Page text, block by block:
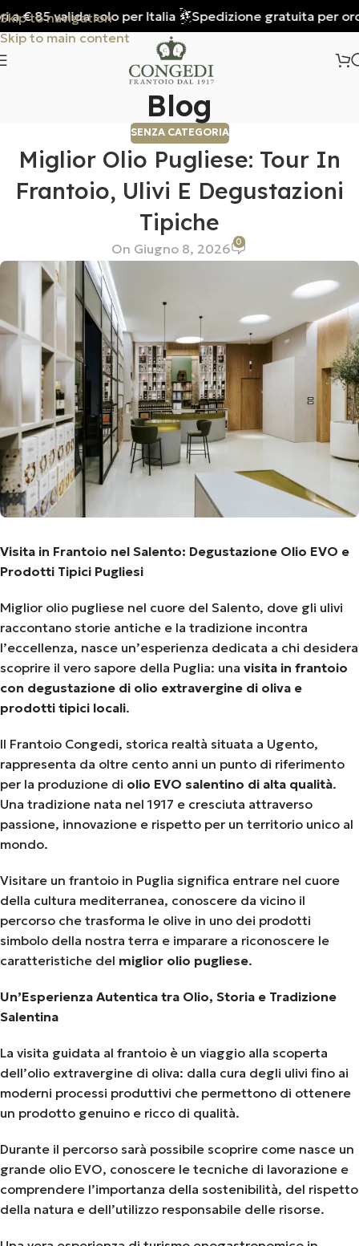
Skip to navigation
Skip to main content
85 valida solo per Italia Spedizione gratuita per
Blog
SENZA CATEGORIA
Miglior Olio Pugliese: Tour In
Frantoio, Ulivi E Degustazioni
Tipiche
On Giugno 8, 2026 0
Visita in Frantoio nel Salento: Degustazione Olio EVO e
Prodotti Tipici Pugliesi
Miglior olio pugliese nel cuore del Salento, dove gli ulivi
raccontano storie antiche e la tradizione incontra
l’eccellenza, nasce un’esperienza dedicata a chi desidera
scoprire il vero sapore della Puglia: una visita in frantoio
con degustazione di olio extravergine di oliva e
prodotti tipici locali.
Il Frantoio Congedi, storica realtà situata a Ugento,
rappresenta da oltre cento anni un punto di riferimento
per la produzione di olio EVO salentino di alta qualità.
Una tradizione nata nel 1917 e cresciuta attraverso
passione, innovazione e rispetto per un territorio unico al
mondo.
Visitare un frantoio in Puglia significa entrare nel cuore
della cultura mediterranea, conoscere da vicino il
percorso che trasforma le olive in uno dei prodotti
simbolo della nostra terra e imparare a riconoscere le
caratteristiche del miglior olio pugliese.
Un’Esperienza Autentica tra Olio, Storia e Tradizione
Salentina
La visita guidata al frantoio è un viaggio alla scoperta
dell’olio extravergine di oliva: dalla cura degli ulivi fino ai
moderni processi produttivi che permettono di ottenere
un prodotto genuino e ricco di qualità.
Durante il percorso sarà possibile scoprire come nasce un
grande olio EVO, conoscere le tecniche di lavorazione e
comprendere l’importanza della sostenibilità, del rispetto
della natura e dell’utilizzo responsabile delle risorse.